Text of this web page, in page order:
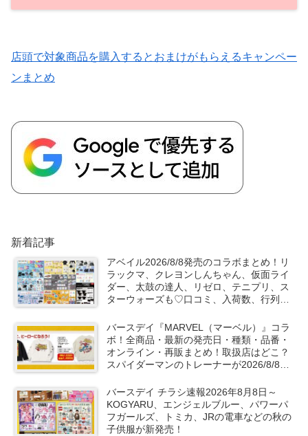
店頭で対象商品を購入するとおまけがもらえるキャンペー
ンまとめ
新着記事
アベイル2026/8/8発売のコラボまとめ！リ
ラックマ、クレヨンしんちゃん、仮面ライ
ダー、太鼓の達人、リゼロ、テニプリ、ス
ターウォーズも♡口コミ、入荷数、行列、
バースデイ『MARVEL（マーベル）』コラ
ボ！全商品・最新の発売日・種類・品番・
オンライン・再販まとめ！取扱店はどこ？
スパイダーマンのトレーナーが2026/8/8よ
バースデイ チラシ速報2026年8月8日～
KOGYARU、エンジェルブルー、パワーパ
フガールズ、トミカ、JRの電車などの秋の
子供服が新発売！